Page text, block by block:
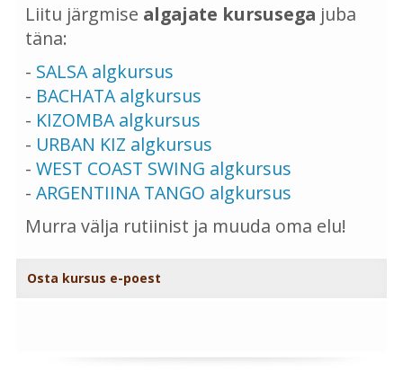
Liitu järgmise algajate kursusega juba
täna:
- SALSA algkursus
- BACHATA algkursus
- KIZOMBA algkursus
- URBAN KIZ algkursus
- WEST COAST SWING algkursus
- ARGENTIINA TANGO algkursus
Murra välja rutiinist ja muuda oma elu!
Osta kursus e-poest